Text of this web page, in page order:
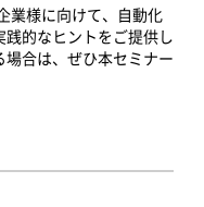
業様に向けて、自動化
的なヒントをご提供し
合は、ぜひ本セミナー